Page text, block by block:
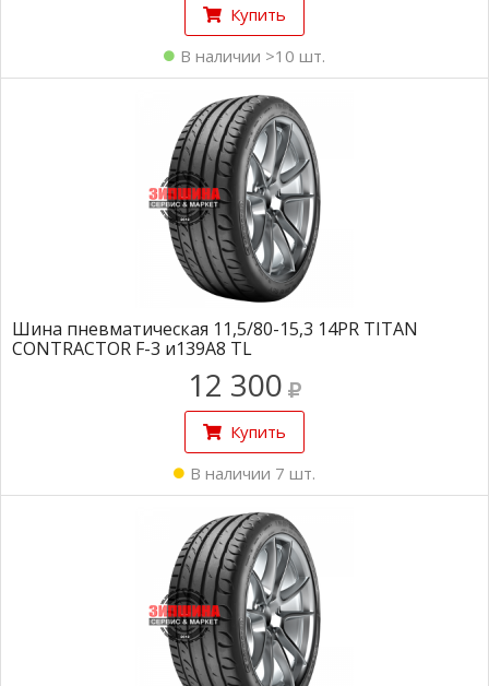
Купить
В наличии >10 шт.
Шина пневматическая 11,5/80-15,3 14PR TITAN
CONTRACTOR F-3 и139А8 TL
12 300
Купить
В наличии 7 шт.